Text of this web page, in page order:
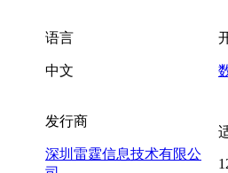
语言
中文
发行商
深圳雷霆信息技术有限公